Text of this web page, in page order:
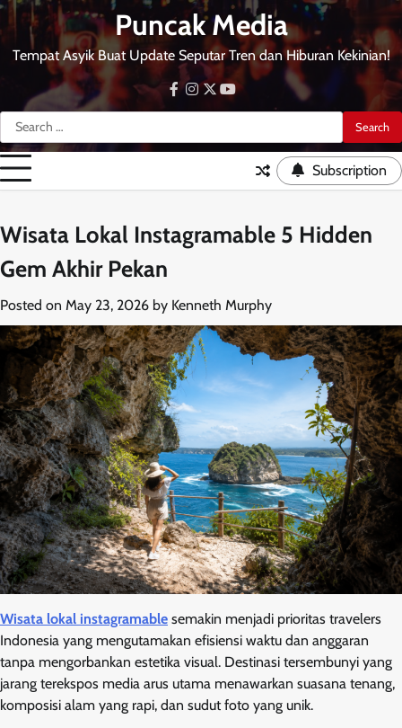
Skip
to
content
Puncak Media
Tempat Asyik Buat Update Seputar Tren dan Hiburan Kekinian!
Search
for:
facebook
instagram
twitteryoutube
Subscription
Wisata Lokal Instagramable 5 Hidden
Gem Akhir Pekan
Posted on May 23, 2026 by Kenneth Murphy
Wisata lokal instagramable semakin menjadi prioritas travelers
Indonesia yang mengutamakan efisiensi waktu dan anggaran
tanpa mengorbankan estetika visual. Destinasi tersembunyi yang
jarang terekspos media arus utama menawarkan suasana tenang,
komposisi alam yang rapi, dan sudut foto yang unik.